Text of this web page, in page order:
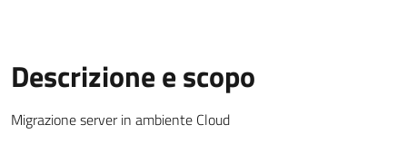
Descrizione e scopo
Migrazione server in ambiente Cloud